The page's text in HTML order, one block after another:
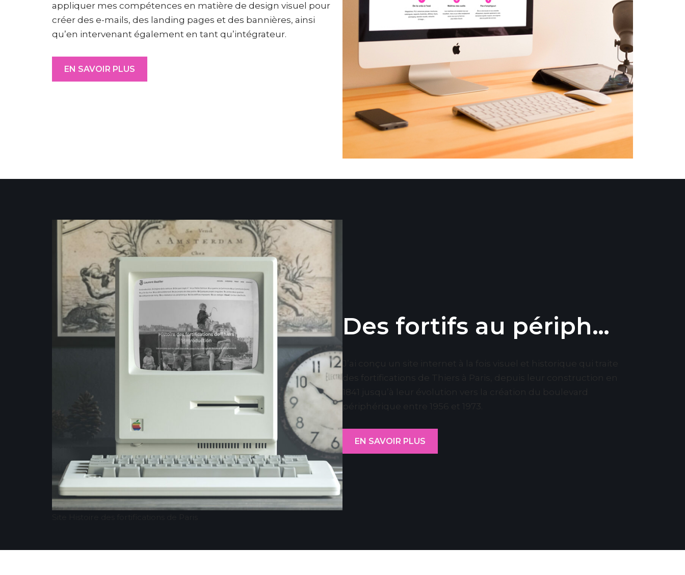
appliquer mes compétences en matière de design visuel pour
créer des e-mails, des landing pages et des bannières, ainsi
qu’en intervenant également en tant qu’intégrateur.
EN SAVOIR PLUS
Des fortifs au périph…
J’ai conçu un site internet à la fois visuel et historique qui traite
des fortifications de Thiers à Paris, depuis leur construction en
1841 jusqu’à leur évolution vers la création du boulevard
périphérique entre 1956 et 1973.
EN SAVOIR PLUS